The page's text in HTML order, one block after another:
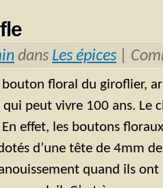
dans Les épices
bouton floral du giroflier,
peut vivre 100 ans. Le
effet, les boutons
d’une tête de 4mm
quand ils